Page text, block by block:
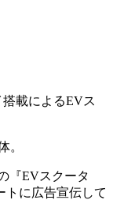
載によるEVス
。
『EVスクータ
トに広告宣伝して